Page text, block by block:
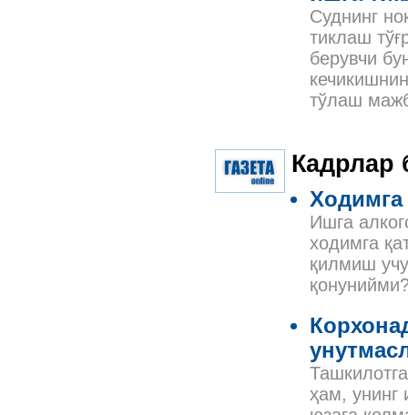
Суднинг
тиклаш
берувчи
тўлаш
Кадрлар
Ишга
ходимга
қилмиш
ҳам, унинг